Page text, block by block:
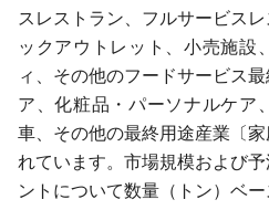
スレストラン、フルサービス
ックアウトレット、小売施設
ィ、その他のフードサービス
ア、化粧品・パーソナルケア
車、その他の最終用途産業〔
れています。市場規模および
ントについて数量（トン）ベー